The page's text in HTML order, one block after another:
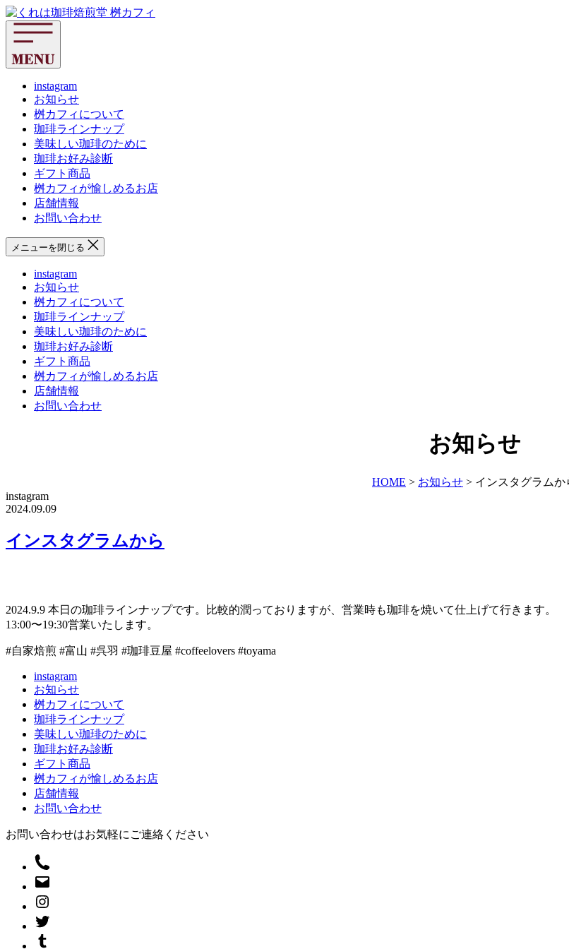
コ
ン
テ
ン
ツ
instagram
お知らせ
桝カフィについて
珈琲ラインナップ
美味しい珈琲のために
珈琲お好み診断
ギフト商品
桝カフィが愉しめるお店
店舗情報
お問い合わせ
メニューを閉じる
instagram
お知らせ
桝カフィについて
珈琲ラインナップ
美味しい珈琲のために
珈琲お好み診断
ギフト商品
桝カフィが愉しめるお店
店舗情報
お問い合わせ
お知らせ
HOME > お知らせ > インスタグラムか
instagram
2024.09.09
インスタグラムから
2024.9.9 本日の珈琲ラインナップです。比較的潤っておりますが、営業時も珈琲を焼いて仕上げて行きます。
13:00〜19:30営業いたします。
#自家焙煎 #富山 #呉羽 #珈琲豆屋 #coffeelovers #toyama
instagram
お知らせ
桝カフィについて
珈琲ラインナップ
美味しい珈琲のために
珈琲お好み診断
ギフト商品
桝カフィが愉しめるお店
店舗情報
お問い合わせ
お問い合わせはお気軽にご連絡ください